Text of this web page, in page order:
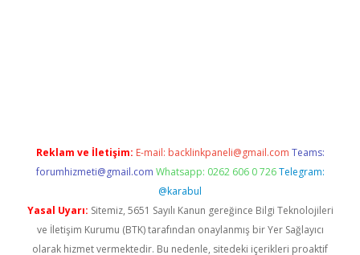
Reklam ve İletişim: E-mail: backlinkpaneli@gmail.com Teams:
forumhizmeti@gmail.com Whatsapp: 0262 606 0 726 Telegram:
@karabul
Yasal Uyarı: Sitemiz, 5651 Sayılı Kanun gereğince Bilgi Teknolojileri
ve İletişim Kurumu (BTK) tarafından onaylanmış bir Yer Sağlayıcı
olarak hizmet vermektedir. Bu nedenle, sitedeki içerikleri proaktif